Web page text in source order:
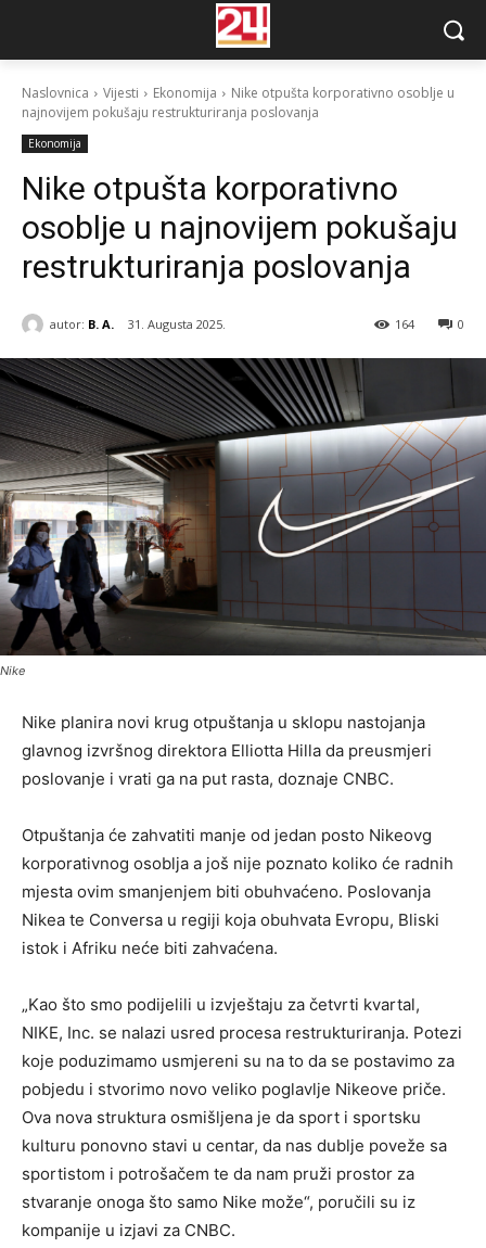
Naslovnica Vijesti Ekonomija
Nike otpušta korporativno osoblje u
najnovijem pokušaju restrukturiranja poslovanja
Ekonomija
Nike otpušta korporativno
osoblje u najnovijem pokušaju
restrukturiranja poslovanja
autor: B. A. 31. Augusta 2025. 0
164
Nike
Nike planira novi krug otpuštanja u sklopu nastojanja
glavnog izvršnog direktora Elliotta Hilla da preusmjeri
poslovanje i vrati ga na put rasta, doznaje CNBC.
Otpuštanja će zahvatiti manje od jedan posto Nikeovg
korporativnog osoblja a još nije poznato koliko će radnih
mjesta ovim smanjenjem biti obuhvaćeno. Poslovanja
Nikea te Conversa u regiji koja obuhvata Evropu, Bliski
istok i Afriku neće biti zahvaćena.
„Kao što smo podijelili u izvještaju za četvrti kvartal,
NIKE, Inc. se nalazi usred procesa restrukturiranja. Potezi
koje poduzimamo usmjereni su na to da se postavimo za
pobjedu i stvorimo novo veliko poglavlje Nikeove priče.
Ova nova struktura osmišljena je da sport i sportsku
kulturu ponovno stavi u centar, da nas dublje poveže sa
sportistom i potrošačem te da nam pruži prostor za
stvaranje onoga što samo Nike može“, poručili su iz
kompanije u izjavi za CNBC.